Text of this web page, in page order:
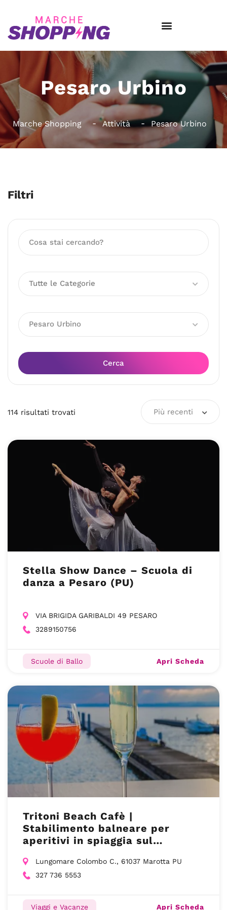
Pesaro Urbino
Marche Shopping Attività Pesaro Urbino
Filtri
Tutte le Categorie
Pesaro Urbino
Cerca
114 risultati trovati Più recenti
Stella Show Dance – Scuola di
danza a Pesaro (PU)
VIA BRIGIDA GARIBALDI 49 PESARO
3289150756
Scuole di Ballo Apri Scheda
Tritoni Beach Cafè |
Stabilimento balneare per
aperitivi in spiaggia sul
Lungomare Colombo C., 61037 Marotta PU
327 736 5553
Viaggi e Vacanze Apri Scheda